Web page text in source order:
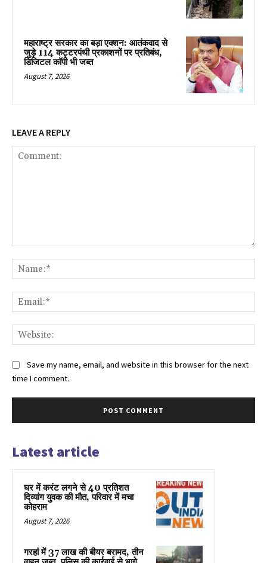
महाराष्ट्र सरकार का बड़ा एक्शन: आतंकवाद से
जुड़े 114 कट्टरपंथी प्रकाशनों पर प्रतिबंध,
डिजिटल कॉपी भी जब्त
August 7, 2026
LEAVE A REPLY
Save my name, email, and website in this browser for the next
time I comment.
Latest article
घर में करंट लगने से 40 प्रतिशत
दिव्यांग युवक की मौत, परिवार में मचा
कोहराम
August 7, 2026
गरहां में 37 लाख की बीयर बरामद, तीन